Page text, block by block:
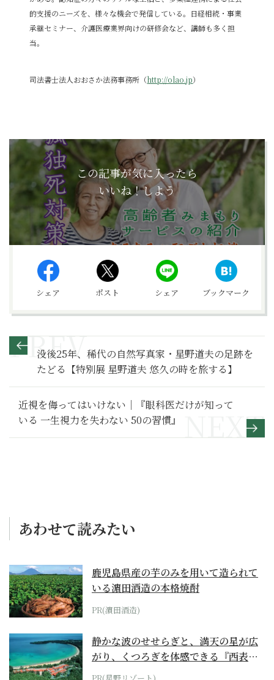
的支援のニーズを、様々な機会で発信している。日経相続・事業
承継セミナー、介護医療業界向けの研修会など、講師も多く担
当。
司法書士法人おおさか法務事務所（http://olao.jp）
この記事が気に入ったら
いいね！しよう
シェア ポスト シェア ブックマーク
没後25年、稀代の自然写真家・星野道夫の足跡を
たどる【特別展 星野道夫 悠久の時を旅する】
近視を侮ってはいけない｜『眼科医だけが知って
いる 一生視力を失わない 50の習慣』
あわせて読みたい
鹿児島県産の芋のみを用いて造られて
いる濵田酒造の本格焼酎
PR(濵田酒造)
静かな波のせせらぎと、満天の星が広
がり、くつろぎを体感できる『西表島
ホテル by...